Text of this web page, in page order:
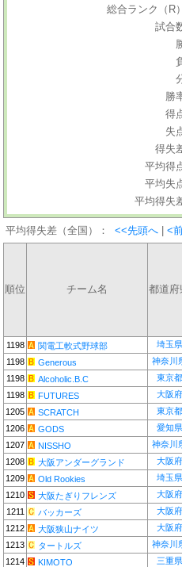
総合ランク（R
試合
勝
得
失
得失
平均得
平均失
平均得失
平均得失差（全国）： <<先頭へ <
順位 チーム名 都道府
1198 関電工軟式野球部 埼玉県
1198
Generous 神奈川
1198
Alcoholic.B.C 東京都
1198
FUTURES 大阪府
1205
SCRATCH 東京都
1206
GODS 愛知県
1207
NISSHO 神奈川
1208
大阪アンダーグランド 大阪府
1209
Old Rookies 埼玉県
1210
大阪たぎりフレンズ 大阪府
1211
バッカーズ 大阪府
1212
大阪狭山ナイツ 大阪府
1213
タートルズ 神奈川
1214
KIMOTO 三重県